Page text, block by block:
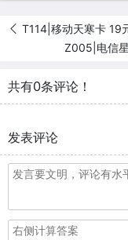
T114|移动天寒卡 19
Z005|电信
共有0条评论！
发表评论